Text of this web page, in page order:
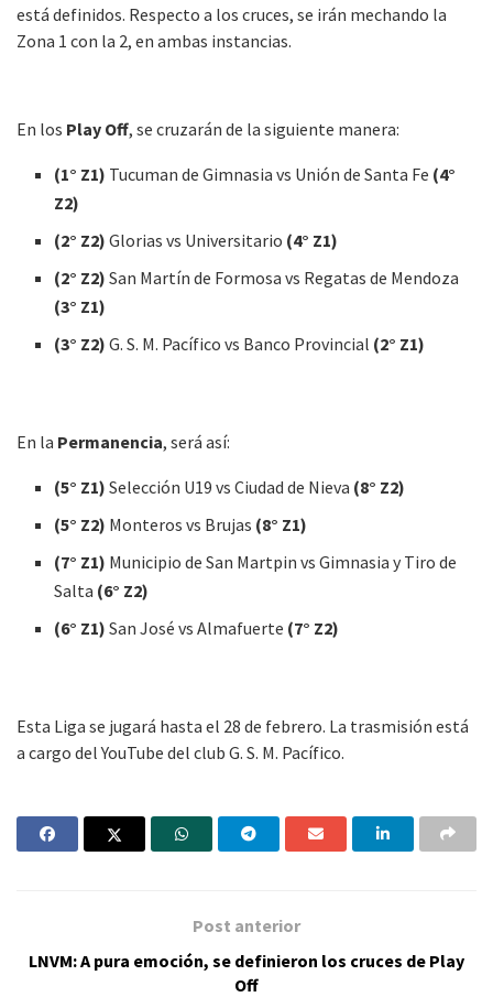
está definidos. Respecto a los cruces, se irán mechando la
Zona 1 con la 2, en ambas instancias.
En los Play Off, se cruzarán de la siguiente manera:
(1° Z1) Tucuman de Gimnasia vs Unión de Santa Fe (4°
Z2)
(2° Z2) Glorias vs Universitario (4° Z1)
(2° Z2) San Martín de Formosa vs Regatas de Mendoza
(3° Z1)
(3° Z2) G. S. M. Pacífico vs Banco Provincial (2° Z1)
En la Permanencia, será así:
(5° Z1) Selección U19 vs Ciudad de Nieva (8° Z2)
(5° Z2) Monteros vs Brujas (8° Z1)
(7° Z1) Municipio de San Martpin vs Gimnasia y Tiro de
Salta (6° Z2)
(6° Z1) San José vs Almafuerte (7° Z2)
Esta Liga se jugará hasta el 28 de febrero. La trasmisión está
a cargo del YouTube del club G. S. M. Pacífico.
Post anterior
LNVM: A pura emoción, se definieron los cruces de Play
Off